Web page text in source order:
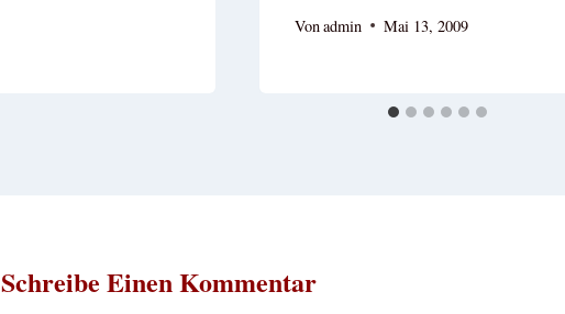
Vonadmin Mai 13, 2009
Schreibe Einen Kommentar